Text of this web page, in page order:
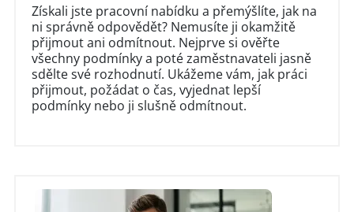
Získali jste pracovní nabídku a přemýšlíte, jak na
ni správně odpovědět? Nemusíte ji okamžitě
přijmout ani odmítnout. Nejprve si ověřte
všechny podmínky a poté zaměstnavateli jasně
sdělte své rozhodnutí. Ukážeme vám, jak práci
přijmout, požádat o čas, vyjednat lepší
podmínky nebo ji slušně odmítnout.